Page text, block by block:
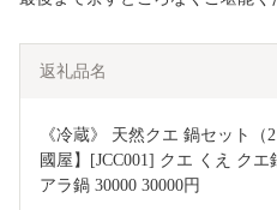
返礼品名
《冷蔵》 天然クエ 鍋セット
國屋】[JCC001] クエ くえ ク
アラ鍋 30000 30000円